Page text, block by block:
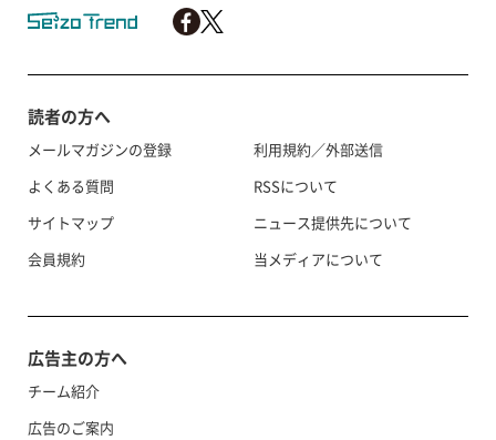
読者の方へ
メールマガジンの登録
よくある質問
サイトマップ
会員規約
利用規約／外部送信
RSSについて
ニュース提供先について
当メディアについて
広告主の方へ
チーム紹介
広告のご案内